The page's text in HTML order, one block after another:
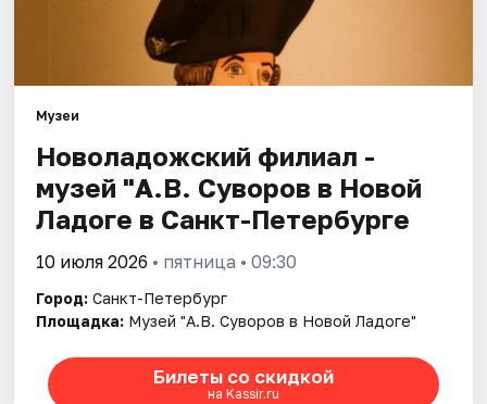
Города
Площадки
Артисты
Рейтинги
Музеи
Новоладожский филиал -
музей "А.В. Суворов в Новой
Ладоге в Санкт-Петербурге
10 июля 2026 • пятница • 09:30
Город: Санкт-Петербург
Площадка: Музей "А.В. Суворов в Новой Ладоге"
Билеты со скидкой
на Kassir.ru